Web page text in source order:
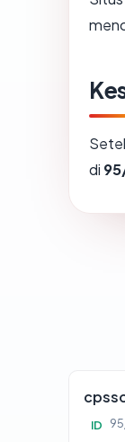
di
ID